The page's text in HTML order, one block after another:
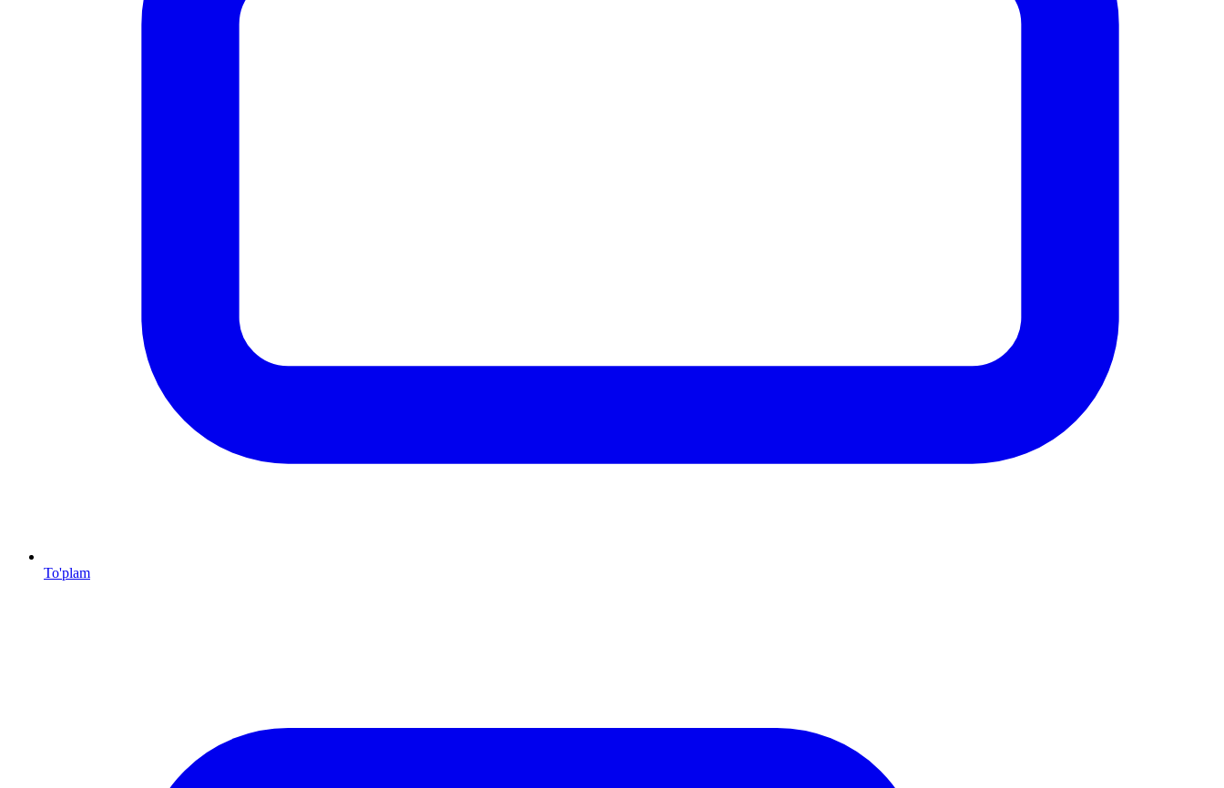
To'plam